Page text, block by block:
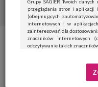
Grupy SAGIER Twoich
przeglądania stron i aplikacji
(obejmujących
internetowych i w
zainteresowań dla
znaczników internetowych
odczytywanie takich
Jeśli nie chcesz wyrazić
Wyrażenie zgody jest
Papież
pierwszego
Papamobile